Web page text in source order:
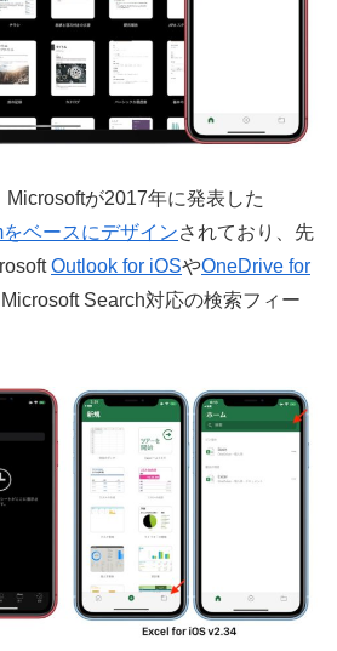
が2017年に発表した
ベースにデザインされており、先
Outlook for iOSやOneDrive for
Search対応の検索フィー